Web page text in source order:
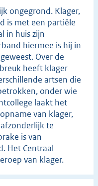
ongegrond. Klager,
is met een partiële
in huis zijn
hiermee is hij in
Over de
heeft klager
artsen die
onder wie
laakt het
van klager,
te
is van
Het Centraal
van klager.